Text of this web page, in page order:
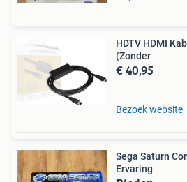
HDTV HDMI
(Zonder
€ 40,95
Bezoek website
Sega Saturn
Ervaring